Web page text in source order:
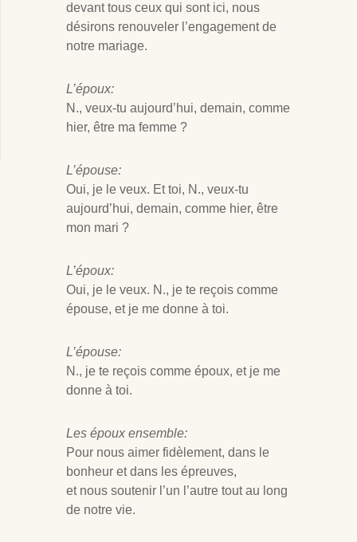
devant tous ceux qui sont ici, nous
désirons renouveler l’engagement de
notre mariage.
L’époux:
N., veux-tu aujourd’hui, demain, comme
hier, être ma femme ?
L’épouse:
Oui, je le veux. Et toi, N., veux-tu
aujourd’hui, demain, comme hier, être
mon mari ?
L’époux:
Oui, je le veux. N., je te reçois comme
épouse, et je me donne à toi.
L’épouse:
N., je te reçois comme époux, et je me
donne à toi.
Les époux ensemble:
Pour nous aimer fidèlement, dans le
bonheur et dans les épreuves,
et nous soutenir l’un l’autre tout au long
de notre vie.